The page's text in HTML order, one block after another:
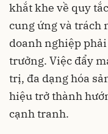
khắt khe về quy
cung ứng và trách
doanh nghiệp
trưởng. Việc đẩy
trị, đa dạng hóa
hiệu trở thành
cạnh tranh.